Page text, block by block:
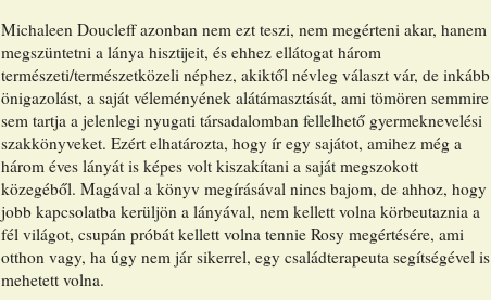
Michaleen Doucleff azonban nem ezt teszi, nem megérteni akar, hanem
megszüntetni a lánya hisztijeit, és ehhez ellátogat három
természeti/természetközeli néphez, akiktől névleg választ vár, de inkább
önigazolást, a saját véleményének alátámasztását, ami tömören semmire
sem tartja a jelenlegi nyugati társadalomban fellelhető gyermeknevelési
szakkönyveket. Ezért elhatározta, hogy ír egy sajátot, amihez még a
három éves lányát is képes volt kiszakítani a saját megszokott
közegéből. Magával a könyv megírásával nincs bajom, de ahhoz, hogy
jobb kapcsolatba kerüljön a lányával, nem kellett volna körbeutaznia a
fél világot, csupán próbát kellett volna tennie Rosy megértésére, ami
otthon vagy, ha úgy nem jár sikerrel, egy családterapeuta segítségével is
mehetett volna.